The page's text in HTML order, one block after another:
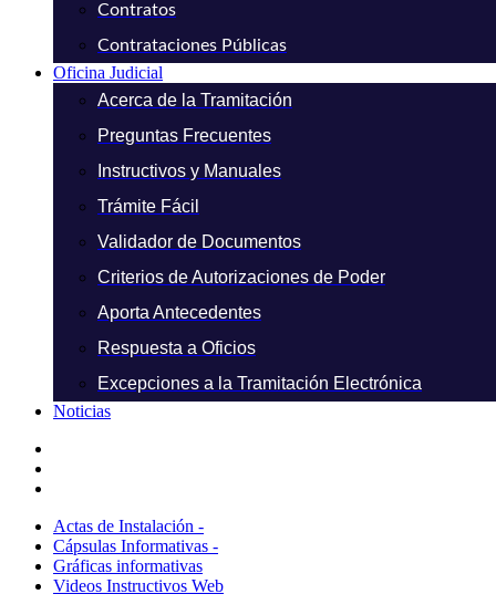
Contratos
Contrataciones Públicas
Oficina Judicial
Acerca de la Tramitación
Preguntas Frecuentes
Instructivos y Manuales
Trámite Fácil
Validador de Documentos
Criterios de Autorizaciones de Poder
Aporta Antecedentes
Respuesta a Oficios
Excepciones a la Tramitación Electrónica
Noticias
Actas de Instalación -
Cápsulas Informativas -
Gráficas informativas
Videos Instructivos Web